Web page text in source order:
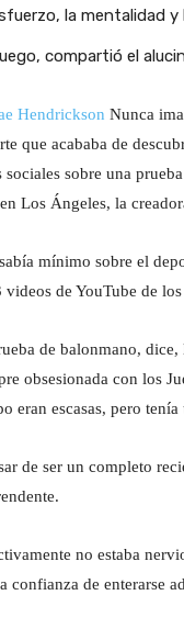
la mentalidad y
compartió el
Hendrickson Nunca
que acababa de
sociales sobre una
Los Ángeles, la
mínimo sobre el
videos de YouTube de
de balonmano,
obsesionada con los
eran escasas, pero
de ser un completo
no estaba
confianza de enterarse